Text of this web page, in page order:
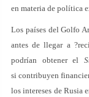
en materia de política
Los países del Golfo
antes de llegar a
podrían obtener el
si contribuyen
los intereses de Rusia